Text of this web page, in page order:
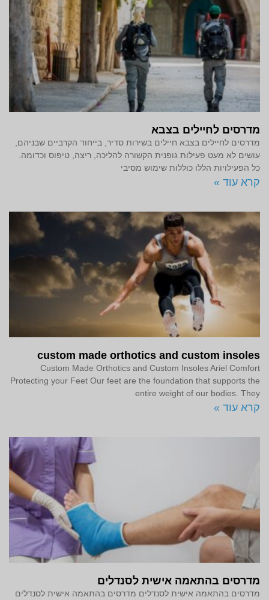
מדרסים לחיילים בצבא
מדרסים לחיילים בצבא חיילים בשירות סדיר, בייחוד הקרביים שבניהם,
עושים לא מעט פעילות גופנית הקשורה להליכה, ריצה, טיפוס וכדומה.
כל הפעילויות הללו כוללות שימוש מסיבי
קרא עוד »
custom made orthotics and custom insoles
Custom Made Orthotics and Custom Insoles Ariel Comfort
Protecting your Feet Our feet are the foundation that supports the
entire weight of our bodies. They
קרא עוד »
מדרסים בהתאמה אישית לסנדלים
מדרסים בהתאמה אישית לסנדלים מדרסים בהתאמה אישית לסנדלים